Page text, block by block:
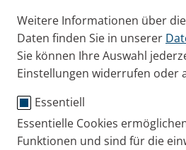
Weitere Informationen über
Daten finden Sie in unserer
Sie können Ihre Auswahl
Einstellungen widerrufen oder
Essentiell
Essentielle Cookies
Funktionen und sind für die
Gipfel des Großglockner
2025 mit dem Gran Paradiso
Publiziert
Di. 16. September 2025
Erfahrungsberichte